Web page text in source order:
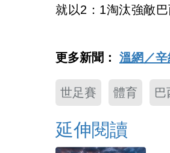
就以2：1淘汰強敵
更多新聞： 溫網／
世足賽 體育 巴
延伸閱讀